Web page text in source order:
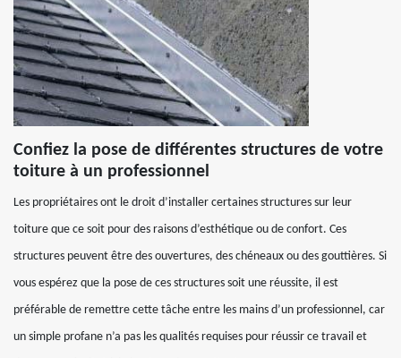
Confiez la pose de différentes structures de votre
toiture à un professionnel
Les propriétaires ont le droit d’installer certaines structures sur leur
toiture que ce soit pour des raisons d’esthétique ou de confort. Ces
structures peuvent être des ouvertures, des chéneaux ou des gouttières. Si
vous espérez que la pose de ces structures soit une réussite, il est
préférable de remettre cette tâche entre les mains d’un professionnel, car
un simple profane n’a pas les qualités requises pour réussir ce travail et